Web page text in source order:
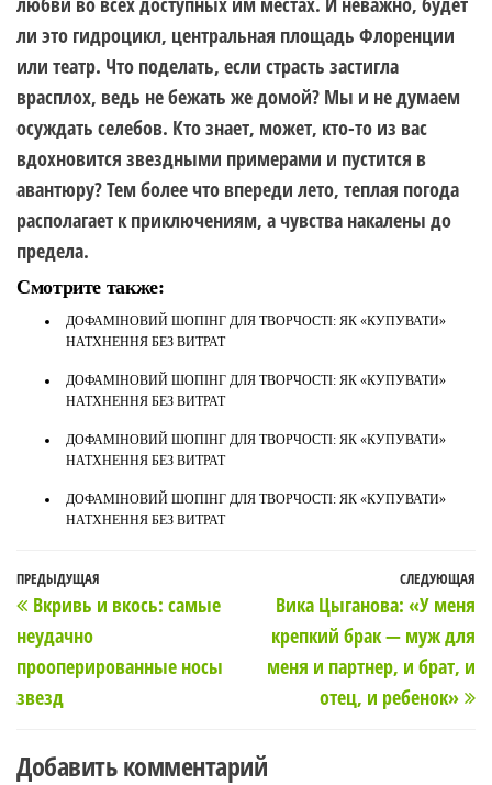
ли это гидроцикл, центральная площадь Флоренции
или театр. Что поделать, если страсть застигла
врасплох, ведь не бежать же домой? Мы и не думаем
осуждать селебов. Кто знает, может, кто-то из вас
вдохновится звездными примерами и пустится в
авантюру? Тем более что впереди лето, теплая погода
располагает к приключениям, а чувства накалены до
предела.
Смотрите также:
ДОФАМІНОВИЙ ШОПІНГ ДЛЯ ТВОРЧОСТІ: ЯК «КУПУВАТИ»
НАТХНЕННЯ БЕЗ ВИТРАТ
ДОФАМІНОВИЙ ШОПІНГ ДЛЯ ТВОРЧОСТІ: ЯК «КУПУВАТИ»
НАТХНЕННЯ БЕЗ ВИТРАТ
ДОФАМІНОВИЙ ШОПІНГ ДЛЯ ТВОРЧОСТІ: ЯК «КУПУВАТИ»
НАТХНЕННЯ БЕЗ ВИТРАТ
ДОФАМІНОВИЙ ШОПІНГ ДЛЯ ТВОРЧОСТІ: ЯК «КУПУВАТИ»
НАТХНЕННЯ БЕЗ ВИТРАТ
Навигация
по
записям
Предыдущая
запись
ПРЕДЫДУЩАЯ
Вкривь и вкось: самые
неудачно
прооперированные носы
звезд
СЛЕДУЮЩАЯ
Вика Цыганова: «У меня
крепкий брак — муж для
меня и партнер, и брат, и
отец, и ребенок»
Добавить комментарий